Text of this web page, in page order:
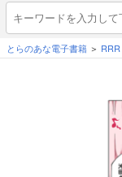
とらのあな電子書籍
RRR